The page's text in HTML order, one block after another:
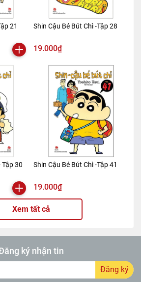
21 Shin Cậu Bé Bút Chì -Tập 28
19.000₫
Tập 30 Shin Cậu Bé Bút Chì -Tập 41
19.000₫
Xem tất cả
ký nhận tin
Đăng ký